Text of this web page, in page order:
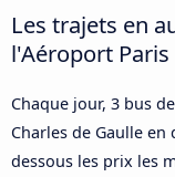
Les trajets en
l'Aéroport Paris
Chaque jour, 3 bus
Charles de Gaulle
dessous les prix les